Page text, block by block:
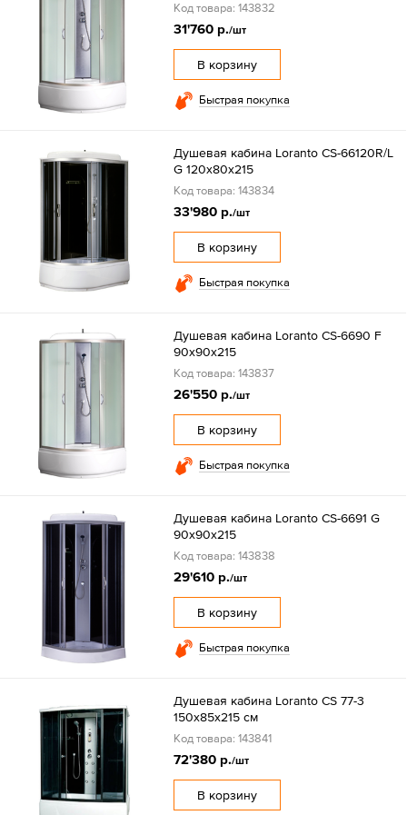
Код товара: 143832
31'760 р./шт
В корзину
Быстрая покупка
Душевая кабина Loranto CS-66120R/L
G 120х80х215
Код товара: 143834
33'980 р./шт
В корзину
Быстрая покупка
Душевая кабина Loranto CS-6690 F
90х90х215
Код товара: 143837
26'550 р./шт
В корзину
Быстрая покупка
Душевая кабина Loranto CS-6691 G
90х90х215
Код товара: 143838
29'610 р./шт
В корзину
Быстрая покупка
Душевая кабина Loranto CS 77-3
150x85x215 см
Код товара: 143841
72'380 р./шт
В корзину